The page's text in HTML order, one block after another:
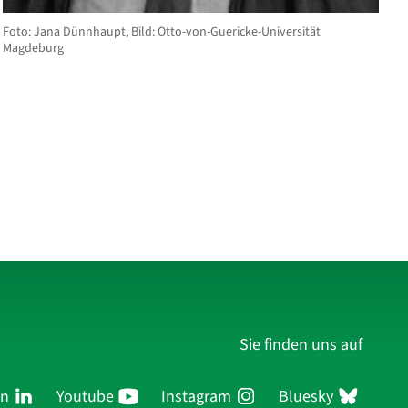
Foto: Jana Dünnhaupt, Bild: Otto-von-Guericke-Universität
Magdeburg
Sie finden uns auf
Youtube Instagram Bluesky